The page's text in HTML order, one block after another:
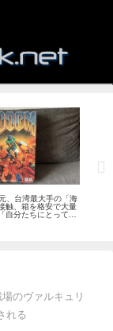
、台湾最大手の「海
触、箱を格安で大量
自分たちにとっては
場のヴァルキュリ
れる